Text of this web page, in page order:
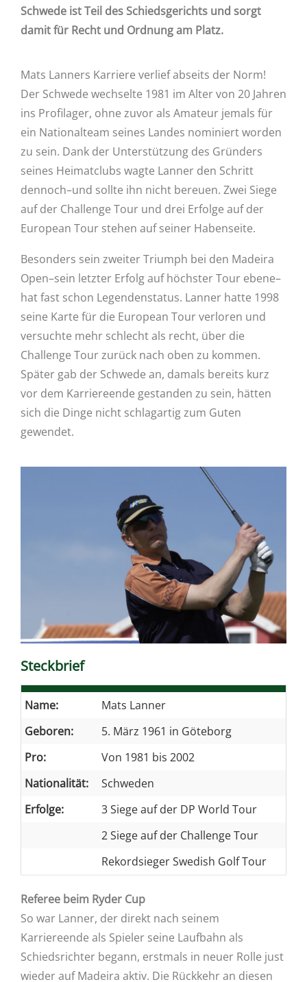
Schwede ist Teil des Schiedsgerichts und sorgt
damitfür Recht und Ordnung am Platz.
Mats Lanners Karriere verlief abseits der Norm!
Der Schwede wechselte 1981 im Alter von 20 Jahren
ins Profilager, ohne zuvor als Amateur jemals für
ein Nationalteam seines Landes nominiert worden
zu sein. Dank der Unterstützung des Gründers
seines Heimatclubs wagte Lanner den Schritt
dennoch–und sollte ihn nicht bereuen. Zwei Siege
auf der Challenge Tour und drei Erfolge auf der
European Tour stehen auf seiner Habenseite.
Besonders sein zweiter Triumph bei den Madeira
Open–sein letzter Erfolg auf höchster Tour ebene–
hat fast schon Legendenstatus. Lanner hatte 1998
seine Karte für die European Tour verloren und
versuchte mehr schlecht als recht, über die
Challenge Tour zurück nach oben zu kommen.
Später gab der Schwede an, damals bereits kurz
vor dem Karriereende gestanden zu sein, hätten
sich die Dinge nicht schlagartig zum Guten
gewendet.
Steckbrief
Name:
Mats Lanner
Geboren:
5. März 1961 in Göteborg
Pro:
Von 1981 bis 2002
Nationalität:
Schweden
Erfolge:
3 Siege auf der DP World Tour
2 Siege auf der Challenge Tour
Rekordsieger Swedish Golf Tour
Referee beim Ryder Cup
So war Lanner, der direkt nach seinem
Karriereende als Spieler seine Laufbahn als
Schiedsrichter begann, erstmals in neuer Rolle just
wieder auf Madeira aktiv. Die Rückkehr an diesen